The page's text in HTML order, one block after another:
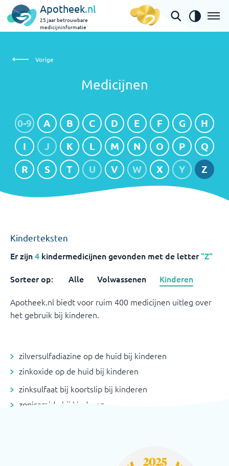
Apotheek.nl
25 jaar betrouwbare
medicijninformatie
Vorige
Medicijnen
0-9 A B C D E F G
H
I
J K L M N O P
Q
R
S T U V W X Y Z
Kinderteksten
Er zijn4 kindermedicijnengevonden met de letter"Z"
Sorteer op: Alle Volwassenen Kinderen
Apotheek.nl biedt voor ruim 400 medicijnen uitleg over
het gebruik bij kinderen.
zilversulfadiazine op de huid bij kinderen
zinkoxide op de huid bij kinderen
zinksulfaat bij koortslip bij kinderen
zonisamide bij kinderen